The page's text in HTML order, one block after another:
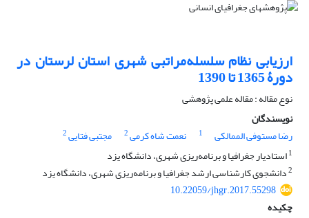
ارزیابی نظام سلسله‌مراتبی شهری استان لرستان در
دورۀ 1365 تا 1390
نوع مقاله : مقاله علمی پژوهشی
نویسندگان
رضا مستوفی الممالکی
1 نعمت شاه کرمی2 مجتبی فتایی2
1استادیار جغرافیا و برنامه‌ریزی شهری، دانشگاه یزد
2دانشجوی کارشناسی ارشد جغرافیا و برنامه‌ریزی شهری، دانشگاه یزد
10.22059/jhgr.2017.55298
چکیده